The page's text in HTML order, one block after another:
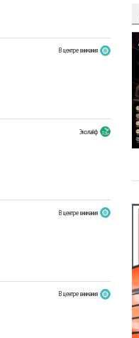
В центре внимания
Эколайф
В центре внимания
В центре внимания